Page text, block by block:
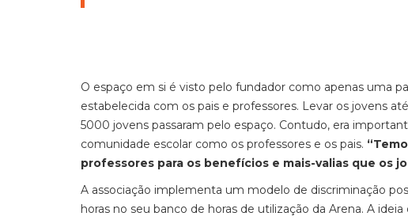
O espaço em si é visto pelo fundador como apenas uma
estabelecida com os pais e professores. Levar os jovens
5000 jovens passaram pelo espaço. Contudo, era
comunidade escolar como os professores e os pais.
professores para os benefícios e mais-valias que os
A associação implementa um modelo de discriminação
horas no seu banco de horas de utilização da Arena. A